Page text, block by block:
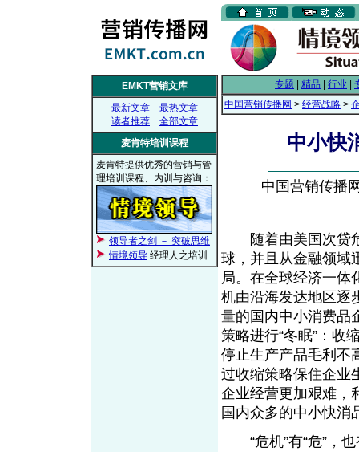
EMKT营销文库
最新文章
最热文章
读者推荐
全部文章
麦肯特培训课程
麦肯特提供优秀的营销与管
理培训课程、内训与咨询：
领导者之剑 － 突破思维
情境领导 经理人之培训
专题 精品 行业
中国营销传播网 > 经营战略 >
中小快
中国营销传播
随着由美国次贷危
球，并且从金融领域
局。在全球经济一体
机由沿海发达地区逐
量的国内中小消费品
策略进行“冬眠”：收
停止生产产品毛利不
过收缩策略保住企业
企业经营更加艰难，
国内众多的中小快消
“危机”有“危”，也